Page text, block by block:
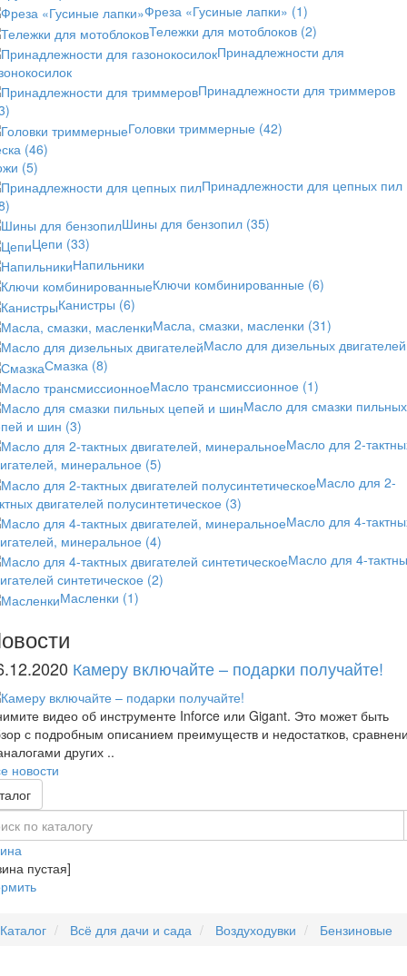
Фреза «Гусиные лапки» (1)
Тележки для мотоблоков (2)
Принадлежности для
Принадлежности для триммеров
Головки триммерные (42)
(46)
(5)
Принадлежности для цепных пил
Шины для бензопил (35)
Цепи (33)
Напильники
Ключи комбинированные (6)
Канистры (6)
Масла, смазки, масленки (31)
Масло для дизельных двигателей
Смазка (8)
Масло трансмиссионное (1)
Масло для смазки пильных
и шин (3)
Масло для 2-
минеральное (5)
Масло для 2-
двигателей полусинтетическое (3)
Масло для 4-
минеральное (4)
Масло для 4-
синтетическое (2)
Масленки (1)
Камеру включайте – подарки получайте!
видео об инструменте Inforce или Gigant. Это может быть
с подробным описанием преимуществ и недостатков,
других ..
новости
пустая]
Каталог Всё для дачи и сада Воздуходувки Бензиновые